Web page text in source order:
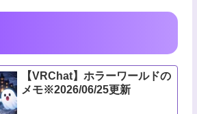
【VRChat】ホラーワールドの
メモ※2026/06/25更新